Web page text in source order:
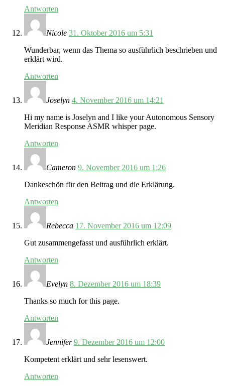
Antworten
Nicole 31. Oktober 2016 um 5:31
Wunderbar, wenn das Thema so ausführlich beschrieben und
erklärt wird.
Antworten
Joselyn 4. November 2016 um 14:21
Hi my name is Joselyn and I like your Autonomous Sensory
Meridian Response ASMR whisper page.
Antworten
Cameron 9. November 2016 um 1:26
Dankeschön für den Beitrag und die Erklärung.
Antworten
Rebecca 17. November 2016 um 12:09
Gut zusammengefasst und ausführlich erklärt.
Antworten
Evelyn 8. Dezember 2016 um 18:39
Thanks so much for this page.
Antworten
Jennifer9. Dezember 2016 um 12:00
Kompetent erklärt und sehr lesenswert.
Antworten